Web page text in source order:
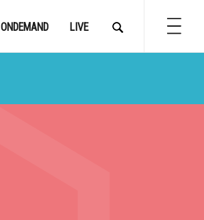
LIVE
ONDEMAND